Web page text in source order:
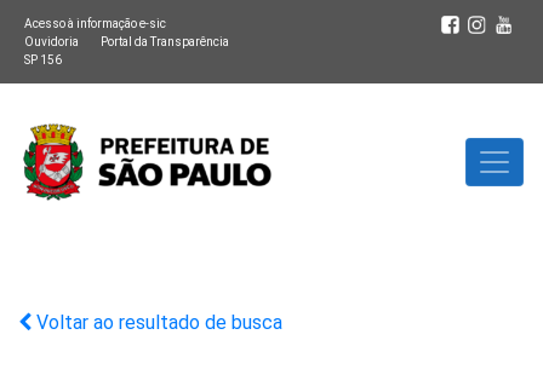
Acesso à informação e-sic
Ouvidoria
Portal da Transparência
SP 156
Voltar ao resultado de busca